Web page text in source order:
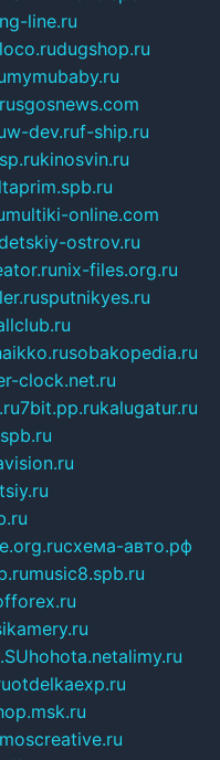
line.ru
dugshop.ru
mymubaby.ru
rusgosnews.com
w-dev.ruf-ship.ru
kinosvin.ru
multiki-online.com
ostrov.ru
nix-files.org.ru
sputnikyes.ru
sobakopedia.ru
clock.net.ru
7bit.pp.rukalugatur.ru
схема-авто.рф
music8.spb.ru
hohota.netalimy.ru
otdelkaexp.ru